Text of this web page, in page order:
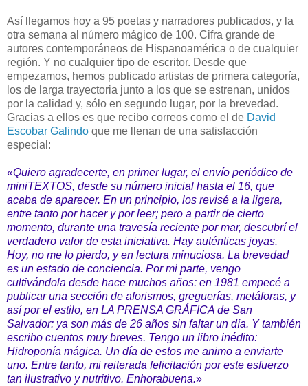
Así llegamos hoy a 95 poetas y narradores publicados, y la
otra semana al número mágico de 100. Cifra grande de
autores contemporáneos de Hispanoamérica o de cualquier
región. Y no cualquier tipo de escritor. Desde que
empezamos, hemos publicado artistas de primera categoría,
los de larga trayectoria junto a los que se estrenan, unidos
por la calidad y, sólo en segundo lugar, por la brevedad.
Gracias a ellos es que recibo correos como el de David
Escobar Galindo que me llenan de una satisfacción
especial:
«Quiero agradecerte, en primer lugar, el envío periódico de
miniTEXTOS, desde su número inicial hasta el 16, que
acaba de aparecer. En un principio, los revisé a la ligera,
entre tanto por hacer y por leer; pero a partir de cierto
momento, durante una travesía reciente por mar, descubrí el
verdadero valor de esta iniciativa. Hay auténticas joyas.
Hoy, no me lo pierdo, y en lectura minuciosa. La brevedad
es un estado de conciencia. Por mi parte, vengo
cultivándola desde hace muchos años: en 1981 empecé a
publicar una sección de aforismos, greguerías, metáforas, y
así por el estilo, en LA PRENSA GRÁFICA de San
Salvador: ya son más de 26 años sin faltar un día. Y también
escribo cuentos muy breves. Tengo un libro inédito:
Hidroponía mágica. Un día de estos me animo a enviarte
uno. Entre tanto, mi reiterada felicitación por este esfuerzo
tan ilustrativo y nutritivo. Enhorabuena.»